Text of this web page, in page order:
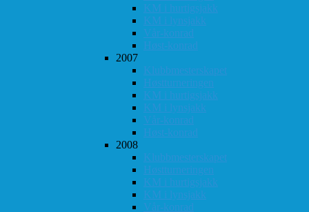
KM i hurtigsjakk
KM i lynsjakk
Vår-konrad
Høst-konrad
2007
Klubbmesterskapet
Høstturneringen
KM i hurtigsjakk
KM i lynsjakk
Vår-konrad
Høst-konrad
2008
Klubbmesterskapet
Høstturneringen
KM i hurtigsjakk
KM i lynsjakk
Vår-konrad